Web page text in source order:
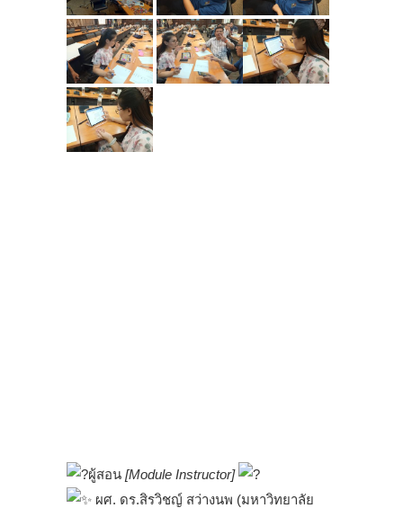
ผู้สอน [Module Instructor]
ผศ. ดร.สิรวิชญ์ สว่างนพ (มหาวิทยาลัย